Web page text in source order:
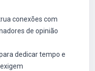
conexões com
de opinião
dedicar tempo e